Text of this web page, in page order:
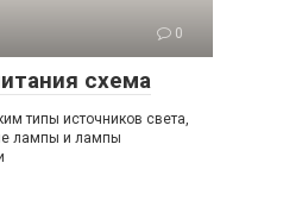
0
схема
типы источников света,
лампы и лампы